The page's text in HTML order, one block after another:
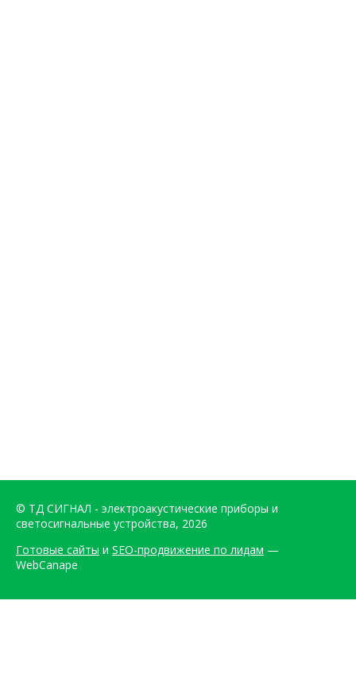
© ТД СИГНАЛ - электроакустические приборы и
светосигнальные устройства, 2026
Готовые сайты и SEO-продвижение по лидам —
WebCanape